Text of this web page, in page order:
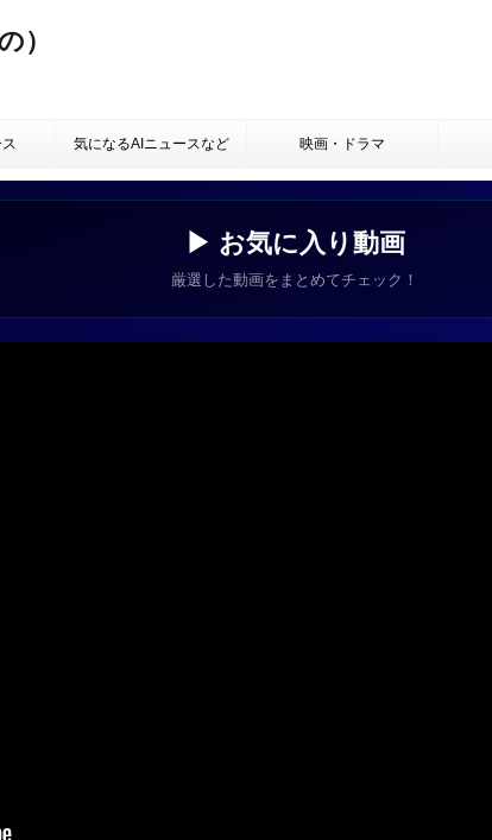
）
気になるAIニュースなど 映画・ドラマ
▶ お気に入り動画
厳選した動画をまとめてチェック！